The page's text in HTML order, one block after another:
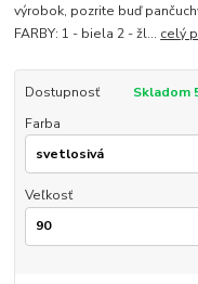
výrobok, pozrite buď
FARBY: 1 - biela 2 - žl... celý
Dostupnosť
Skladom
Farba
Veľkosť